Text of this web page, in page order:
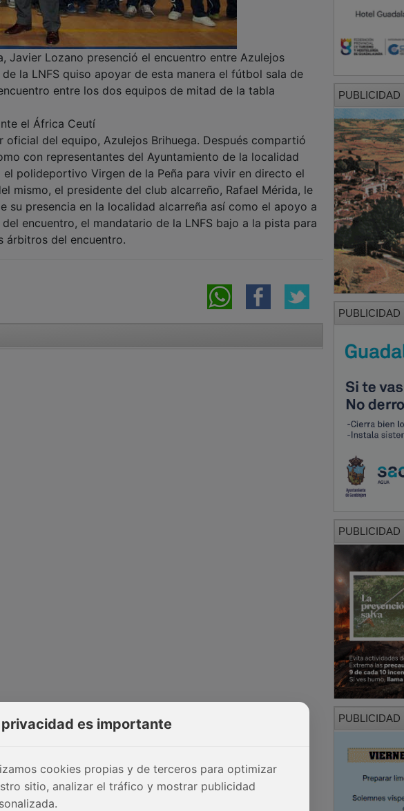
Javier Lozano presenció el encuentro entre Azulejos
la LNFS quiso apoyar de esta manera el fútbol sala de
entre los dos equipos de mitad de la tabla
el África Ceutí
del equipo, Azulejos Brihuega. Después compartió
con representantes del Ayuntamiento de la localidad
polideportivo Virgen de la Peña para vivir en directo el
mismo, el presidente del club alcarreño, Rafael Mérida, le
su presencia en la localidad alcarreña así como el apoyo a
encuentro, el mandatario de la LNFS bajo a la pista para
árbitros del encuentro.
PUBLICIDAD
PUBLICIDAD
PUBLICIDAD
PUBLICIDAD
privacidad es importante
cookies propias y de terceros para optimizar
sitio, analizar el tráfico y mostrar publicidad